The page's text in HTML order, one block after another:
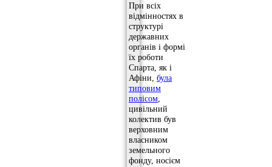
При всіх
відмінностях в
структурі
державних
органів і формі
їх роботи
Спарта, як і
Афіни, була
типовим
полісом
цивільний
колектив був
верховним
власником
земельного
фонду, носієм